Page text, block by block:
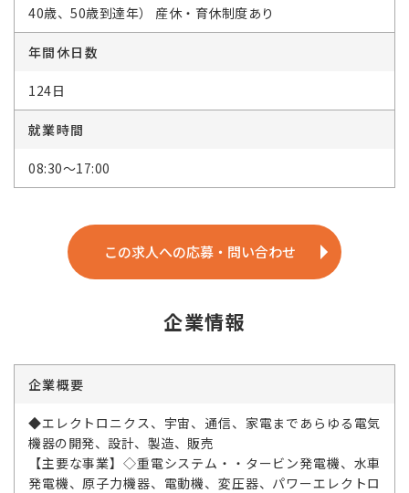
40歳、50歳到達年） 産休・育休制度あり
年間休日数
124日
就業時間
08:30～17:00
この求人への応募・問い合わせ
企業情報
企業概要
◆エレクトロニクス、宇宙、通信、家電まであらゆる電気
機器の開発、設計、製造、販売
【主要な事業】◇重電システム・・タービン発電機、水車
発電機、原子力機器、電動機、変圧器、パワーエレクトロ